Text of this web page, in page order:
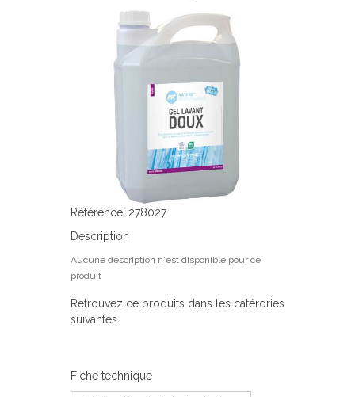
Référence: 278027
Description
Aucune description n'est disponible pour ce
produit
Retrouvez ce produits dans les catérories
suivantes
Fiche technique